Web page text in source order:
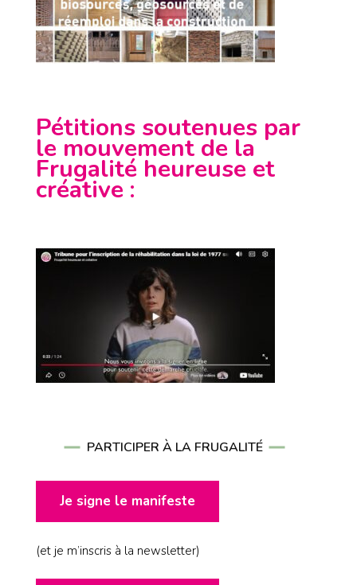
Pétitions soutenues par
le mouvement de la
Frugalité heureuse et
créative :
PARTICIPER À LA FRUGALITÉ
Je signe le manifeste
(et je m’inscris à la newsletter)